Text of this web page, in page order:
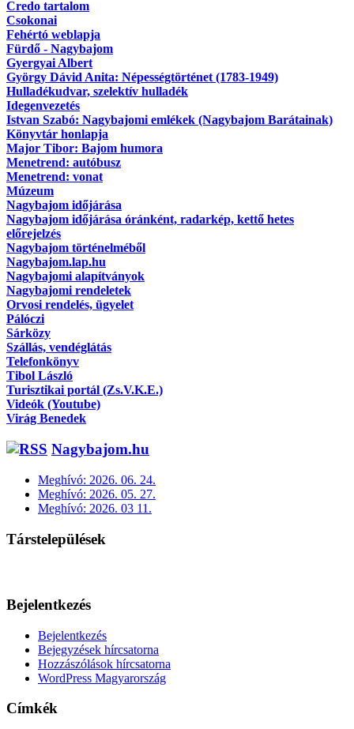
Credo tartalom
Csokonai
Fehértó weblapja
Fürdő - Nagybajom
Gyergyai Albert
György Dávid Anita: Népességtörténet (1783-1949)
Hulladékudvar, szelektív hulladék
Idegenvezetés
Istvan Szabó: Nagybajomi emlékek (Nagybajom Barátainak)
Könyvtár honlapja
Major Tibor: Bajom humora
Menetrend: autóbusz
Menetrend: vonat
Múzeum
Nagybajom időjárása
Nagybajom időjárása óránként, radarkép, kettő hetes
előrejelzés
Nagybajom történelméből
Nagybajom.lap.hu
Nagybajomi alapítványok
Nagybajomi rendeletek
Orvosi rendelés, ügyelet
Pálóczi
Sárközy
Szállás, vendéglátás
Telefonkönyv
Tibol László
Turisztikai portál (Zs.V.K.E.)
Videók (Youtube)
Virág Benedek
Nagybajom.hu
Meghívó: 2026. 06. 24.
Meghívó: 2026. 05. 27.
Meghívó: 2026. 03 11.
Társtelepülések
Bejelentkezés
Bejelentkezés
Bejegyzések hírcsatorna
Hozzászólások hírcsatorna
WordPress Magyarország
Címkék